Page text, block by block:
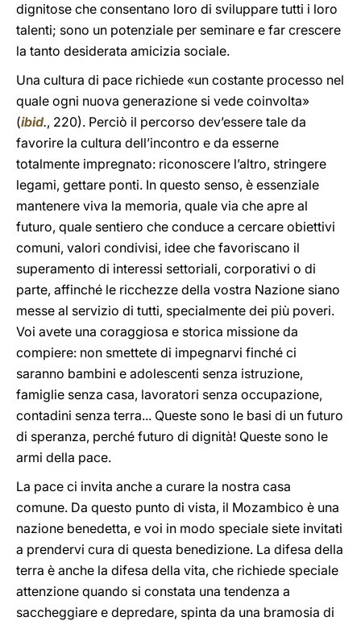
dignitose che consentano loro di sviluppare tutti i loro
talenti; sono un potenziale per seminare e far crescere
la tanto desiderata amicizia sociale.
Una cultura di pace richiede «un costante processo nel
quale ogni nuova generazione si vede coinvolta»
(ibid., 220). Perciò il percorso dev’essere tale da
favorire la cultura dell’incontro e da esserne
totalmente impregnato: riconoscere l’altro, stringere
legami, gettare ponti. In questo senso, è essenziale
mantenere viva la memoria, quale via che apre al
futuro, quale sentiero che conduce a cercare obiettivi
comuni, valori condivisi, idee che favoriscano il
superamento di interessi settoriali, corporativi o di
parte, affinché le ricchezze della vostra Nazione siano
messe al servizio di tutti, specialmente dei più poveri.
Voi avete una coraggiosa e storica missione da
compiere: non smettete di impegnarvi finché ci
saranno bambini e adolescenti senza istruzione,
famiglie senza casa, lavoratori senza occupazione,
contadini senza terra... Queste sono le basi di un futuro
di speranza, perché futuro di dignità! Queste sono le
armi della pace.
La pace ci invita anche a curare la nostra casa
comune. Da questo punto di vista, il Mozambico è una
nazione benedetta, e voi in modo speciale siete invitati
a prendervi cura di questa benedizione. La difesa della
terra è anche la difesa della vita, che richiede speciale
attenzione quando si constata una tendenza a
saccheggiare e depredare, spinta da una bramosia di